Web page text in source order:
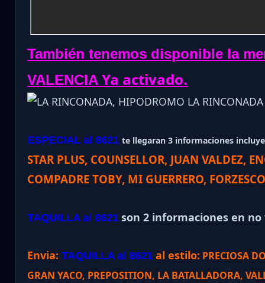
También tenemos disponible la
VALENCIA Ya activado.
ESPECIAL al 8621 te llegaran 3 informaciones
STAR PLUS, COUNSELLOR, JUAN VALDEZ,
COMPADRE TOBY, MI GUERRERO, FORZESCO
TAQUILLA al 8621 son 2 informaciones en no
Envia: TAQUILLA al 8621 al estilo: PRECIOSA
GRAN YACO, PREPOSITION, LA BATALLADORA,